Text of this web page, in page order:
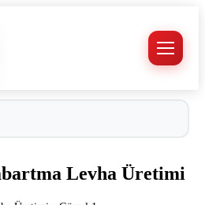
Levha Üretimi